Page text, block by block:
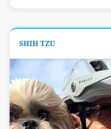
SHIH TZU